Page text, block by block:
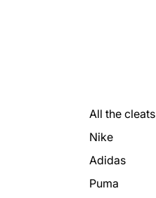
All the cleats
Nike
Adidas
Puma